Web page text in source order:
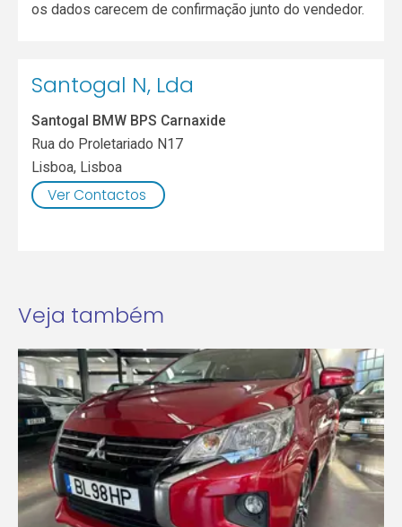
os dados carecem de confirmação junto do vendedor.
Santogal N, Lda
Santogal BMW BPS Carnaxide
Rua do Proletariado N17
Lisboa, Lisboa
Ver Contactos
Veja também